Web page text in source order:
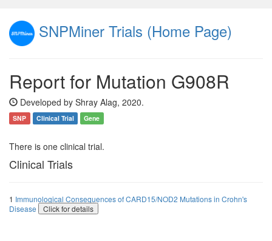
SNPMiner Trials (Home Page)
Report for Mutation G908R
Developed by Shray Alag, 2020.
SNP Clinical Trial Gene
There is one clinical trial.
Clinical Trials
1 Immunological Consequences of CARD15/NOD2 Mutations in Crohn's
Disease
Click for details